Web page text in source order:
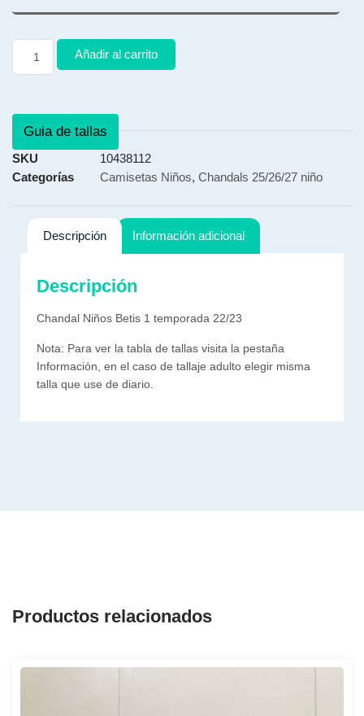
Añadir al carrito
Guia de tallas
SKU
10438112
Categorías
Camisetas Niños, Chandals 25/26/27 niño
Descripción Información adicional
Descripción
Chandal Niños Betis 1 temporada 22/23
Nota: Para ver la tabla de tallas visita la pestaña
Información, en el caso de tallaje adulto elegir misma
talla que use de diario.
Productos relacionados